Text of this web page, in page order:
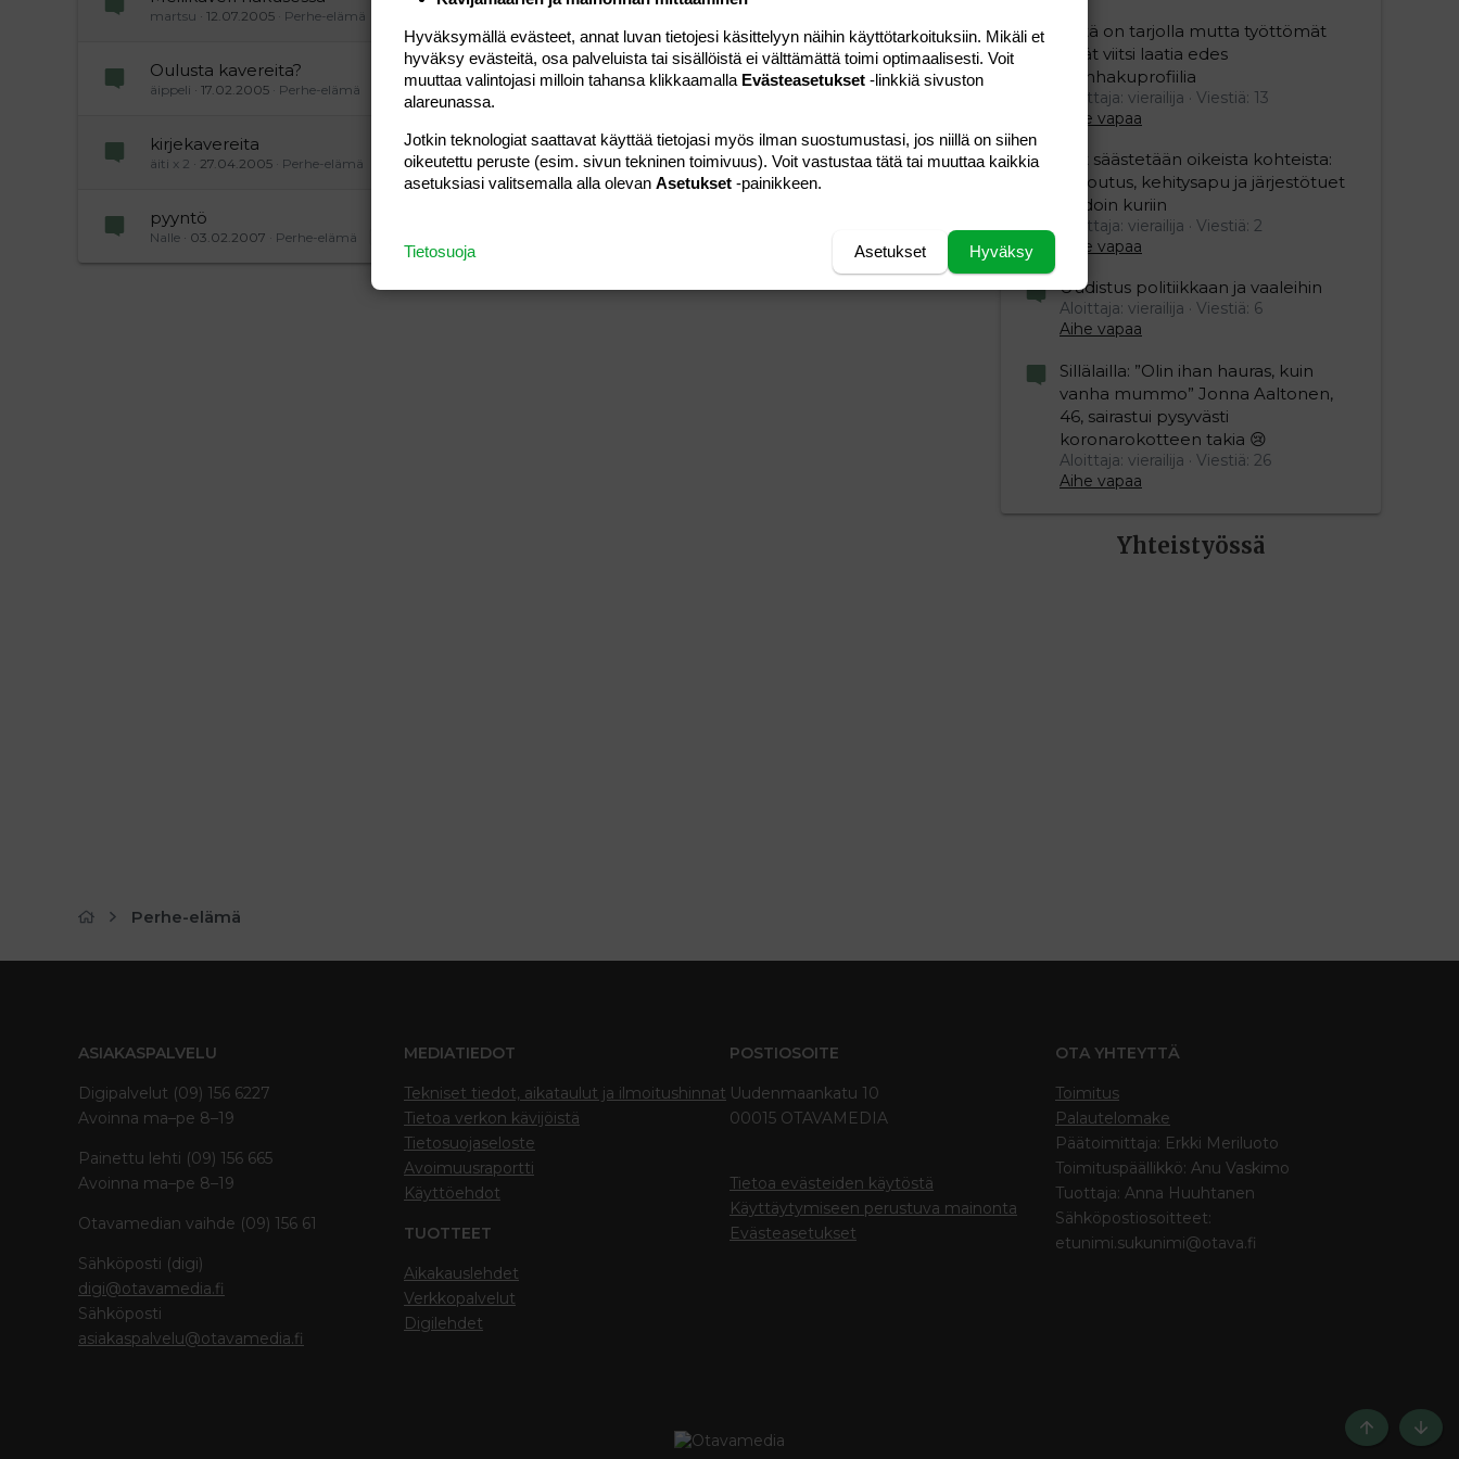
martsu 12.07.2005 Perhe-elämä
Oulusta kavereita?
äippeli 17.02.2005 Perhe-elämä
Viestiä 12
Luettu 385
13.04.2005
äiti
kirjekavereita
äiti x 2 27.04.2005 Perhe-elämä
Viestiä 0
Luettu 232
27.04.2005
äiti x 2
pyyntö
Nalle 03.02.2007 Perhe-elämä
Töitä on tarjolla mutta työttömät
eivät viitsi laatia edes
työnhakuprofiilia
Aloittaja: vierailija
Viestiä: 13
Aihe vapaa
Nyt säästetään oikeista kohteista:
kotoutus, kehitysapu ja järjestötuet
vihdoin kuriin
Aloittaja: vierailija
Viestiä: 2
Aihe vapaa
Uudistus politiikkaan ja vaaleihin
Aloittaja: vierailija
Viestiä: 6
Aihe vapaa
Sillälailla: ”Olin ihan hauras, kuin
vanha mummo” Jonna Aaltonen,
46, sairastui pysyvästi
koronarokotteen takia 😢
Aloittaja: vierailija
Viestiä: 26
Aihe vapaa
Yhteistyössä
Perhe-elämä
ASIAKASPALVELU
Digipalvelut (09) 156 6227
Avoinna ma–pe 8–19
Painettu lehti (09) 156 665
Avoinna ma–pe 8–19
Otavamedian vaihde (09) 156 61
Sähköposti (digi)
digi@otavamedia.fi
Sähköposti
asiakaspalvelu@otavamedia.fi
MEDIATIEDOT
Tekniset tiedot, aikataulut ja ilmoitushinnat
Tietoa verkon kävijöistä
Tietosuojaseloste
Avoimuusraportti
Käyttöehdot
TUOTTEET
Aikakauslehdet
Verkkopalvelut
Digilehdet
POSTIOSOITE
Uudenmaankatu 10
00015 OTAVAMEDIA
Tietoa evästeiden käytöstä
Käyttäytymiseen perustuva mainonta
Evästeasetukset
OTA YHTEYTTÄ
Toimitus
Palautelomake
Päätoimittaja: Erkki Meriluoto
Toimituspäällikkö: Anu Vaskimo
Tuottaja: Anna Huuhtanen
Sähköpostiosoitteet:
etunimi.sukunimi@otava.fi
Ylös
Hyväksymällä evästeet, annat luvan tietojesi käsittelyyn näihin käyttötarkoituksiin. Mikäli et
hyväksy evästeitä, osa palveluista tai sisällöistä ei välttämättä toimi optimaalisesti. Voit
muuttaa valintojasi milloin tahansa klikkaamalla Evästeasetukset -linkkiä sivuston
alareunassa.
Jotkin teknologiat saattavat käyttää tietojasi myös ilman suostumustasi, jos niillä on siihen
oikeutettu peruste (esim. sivun tekninen toimivuus). Voit vastustaa tätä tai muuttaa kaikkia
asetuksiasi valitsemalla alla olevan Asetukset -painikkeen.
Hyväksy
Asetukset
Tietosuoja